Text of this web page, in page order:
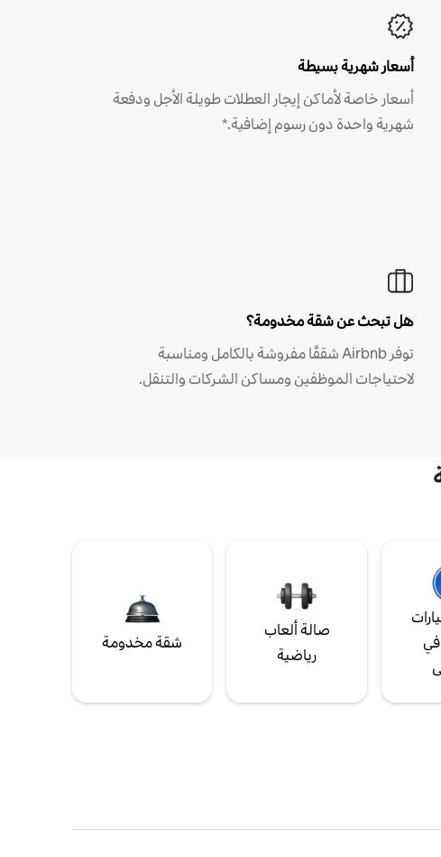
أسعار شهرية بسيطة
أسعار خاصة لأماكن إيجار العطلات طويلة الأجل ودفعة
شهرية واحدة دون رسوم إضافية.*
هل تبحث عن شقة مخدومة؟
توفر Airbnb شققًا مفروشة بالكامل ومناسبة
لاحتياجات الموظفين ومساكن الشركات والتنقل.
صالة ألعاب
رياضية
شقة مخدومة